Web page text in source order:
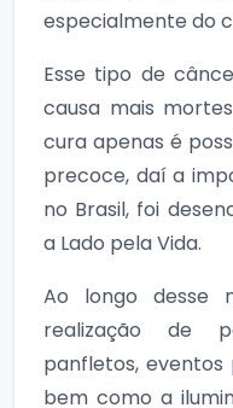
especialmente do
Esse tipo de
causa mais
cura apenas é
precoce, daí a
no Brasil, foi
a Lado pela Vida.
Ao longo desse
realização de
panfletos, eventos
bem como a